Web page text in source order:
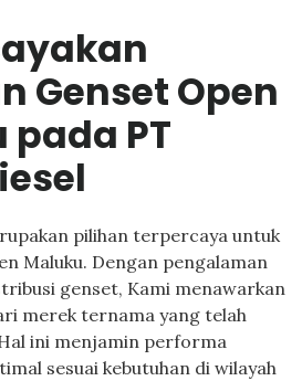
Genset Open
PT
pilihan terpercaya untuk
Maluku. Dengan pengalaman
genset, Kami menawarkan
merek ternama yang telah
ini menjamin performa
sesuai kebutuhan di wilayah